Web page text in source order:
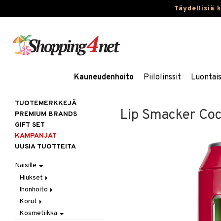
Täydellisiä
Kauneudenhoito Piilolinssit
Lip Smacker
TUOTEMERKKEJÄ
PREMIUM BRANDS
GIFT SET
KAMPANJAT
UUSIA TUOTTEITA
Naisille
Hiukset
Gift Set
Harjat / Kammat
Hiuskuurit
Ihonhoito
Aurinkotuotteet
Erikoistuotteet
Korut
Kaulakorut
Kosmetiikka